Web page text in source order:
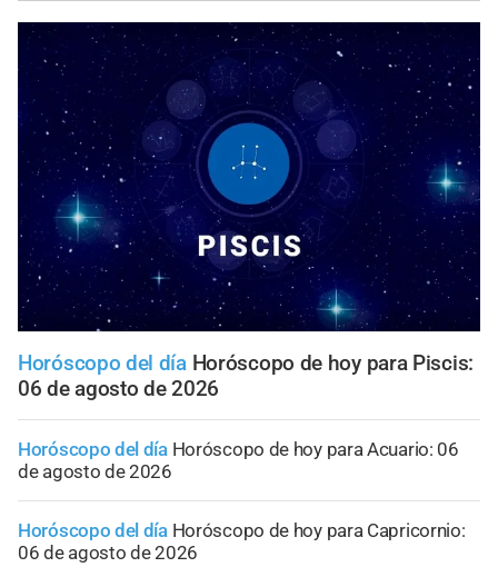
Horóscopo del día Horóscopo de hoy para Piscis:
06 de agosto de 2026
Horóscopo del día Horóscopo de hoy para Acuario: 06
de agosto de 2026
Horóscopo del día Horóscopo de hoy para Capricornio:
06 de agosto de 2026